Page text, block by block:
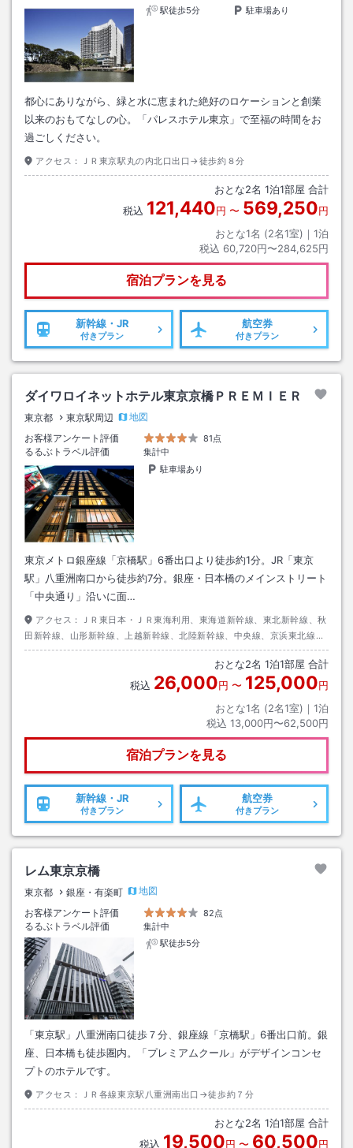
駅徒歩5分
駐車場あり
都心にありながら、緑と水に恵まれた絶好のロケーションと創業
以来のおもてなしの心。「パレスホテル東京」で至福の時間をお
過ごしください。
アクセス： ＪＲ東京駅丸の内北口出口→徒歩約８分
おとな2名 1泊1部屋 合計
税込 121,440円 〜 569,250円
おとな1名 (2名1室)｜ 1泊
税込 60,720円〜284,625円
宿泊プランを見る
新幹線・JR
付きプラン
航空券
付きプラン
ダイワロイネットホテル東京京橋ＰＲＥＭＩＥＲ
東京都 東京駅周辺
地図
お客様アンケート評価
81点
るるぶトラベル評価
集計中
駐車場あり
東京メトロ銀座線「京橋駅」6番出口より徒歩約1分。JR「東京
駅」八重洲南口から徒歩約7分。銀座・日本橋のメインストリート
「中央通り」沿いに面…
アクセス：
ＪＲ東日本・ＪＲ東海利用、東海道新幹線、東北新幹線、秋
田新幹線、山形新幹線、上越新幹線、北陸新幹線、中央線、京浜東北線、
山手線、常磐線、宇都宮線、高崎線、東海道本線、横須賀線、総武本線、
京葉線、成田エクスプレス利用にて東京駅下車後、八重洲南口より徒歩約
おとな2名 1泊1部屋 合計
税込 26,000円 〜 125,000円
おとな1名 (2名1室)｜ 1泊
税込 13,000円〜62,500円
宿泊プランを見る
新幹線・JR
付きプラン
航空券
付きプラン
レム東京京橋
東京都 銀座・有楽町
地図
お客様アンケート評価
82点
るるぶトラベル評価
集計中
駅徒歩5分
「東京駅」八重洲南口徒歩７分、銀座線「京橋駅」6番出口前。銀
座、日本橋も徒歩圏内。「プレミアムクール」がデザインコンセ
プトのホテルです。
アクセス： ＪＲ各線東京駅八重洲南出口→徒歩約７分
おとな2名 1泊1部屋 合計
税込 19,500円 〜 60,500円